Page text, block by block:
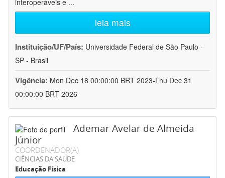
interoperáveis e ...
leia mais
Instituição/UF/País: Universidade Federal de São Paulo -
SP - Brasil
Vigência: Mon Dec 18 00:00:00 BRT 2023-Thu Dec 31
00:00:00 BRT 2026
Ademar Avelar de Almeida
Júnior
COORDENADOR(A)
CIÊNCIAS DA SAÚDE
Educação Física